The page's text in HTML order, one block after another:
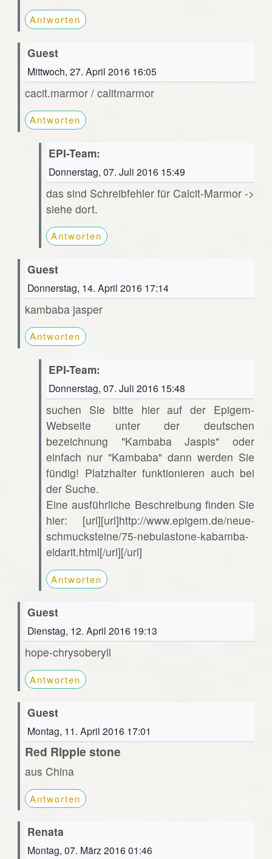
Antworten
Guest
Mittwoch, 27. April 2016 16:05
cacit.marmor / calitmarmor
Antworten
EPI-Team:
Donnerstag, 07. Juli 2016 15:49
das sind Schreibfehler für Calcit-Marmor ->
siehe dort.
Antworten
Guest
Donnerstag, 14. April 2016 17:14
kambaba jasper
Antworten
EPI-Team:
Donnerstag, 07. Juli 2016 15:48
suchen Sie bitte hier auf der Epigem-
Webseite unter der deutschen
bezeichnung "Kambaba Jaspis" oder
einfach nur "Kambaba" dann werden Sie
fündig! Platzhalter funktionieren auch bei
der Suche.
Eine ausführliche Beschreibung finden Sie
hier: [url][url]http://www.epigem.de/neue-
schmucksteine/75-nebulastone-kabamba-
eldarit.html[/url][/url]
Antworten
Guest
Dienstag, 12. April 2016 19:13
hope-chrysoberyll
Antworten
Guest
Montag, 11. April 2016 17:01
Red Ripple stone
aus China
Antworten
Renata
Montag, 07. März 2016 01:46